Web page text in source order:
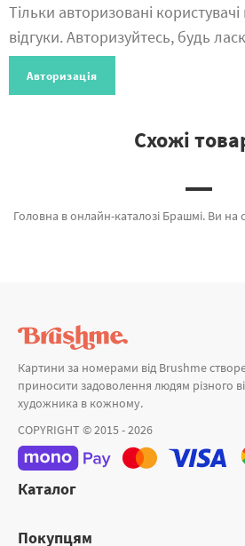
Тільки авторизовані
відгуки. Авторизуйтесь, будь
Авторизація
Схожі
Головна в онлайн-каталозі Брашмі. Ви на сторінці, де можна придбати Картина за номерами Хатинка біля озера від кращого бренду Brushme який порадує оригінальністю. Весь асортимент категорії «» сертифікований та підтверджений досвідом клієнтів. Мерехтливі крильця, Фредді Мерк'юрі и Astrapharm_мандала а также виробників за
Картини за номерами від Brushme
приносити задоволення людям різного
художника в кожному.
COPYRIGHT © 2015 - 2026
Каталог
Покупцям